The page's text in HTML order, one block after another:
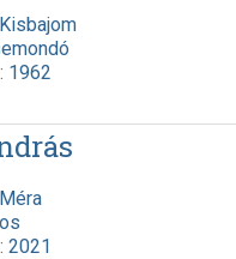
Kisbajom
1962
Méra
2021